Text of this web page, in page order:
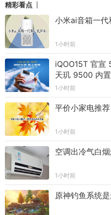
精彩看点
小米ai音箱一代
1小时前
iQOO15T 官宣
天玑 9500 内置
1小时前
平价小家电推荐
1小时前
空调出冷气白
1小时前
原神钓鱼系统